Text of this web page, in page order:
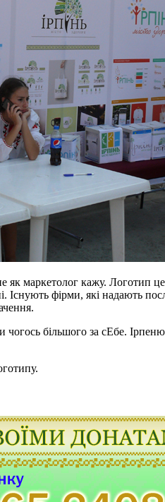
як маркетолог кажу.
фірми, які надають
більшого за сЕбе.